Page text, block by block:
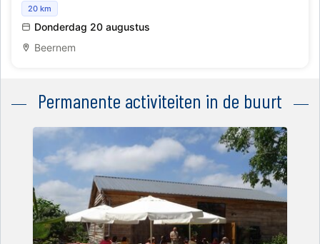
Schemerwandeling: leven en rust in het bos
20 km
Donderdag 20 augustus
Beernem
Permanente activiteiten in de buurt